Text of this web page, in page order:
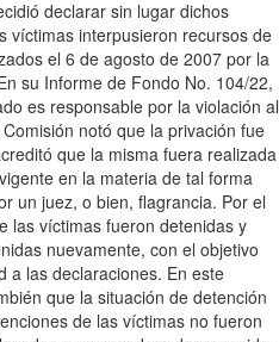
declarar sin lugar dichos
víctimas interpusieron recursos de
el 6 de agosto de 2007 por la
su Informe de Fondo No. 104/22,
es responsable por la violación al
notó que la privación fue
que la misma fuera realizada
en la materia de tal forma
un juez, o bien, flagrancia. Por el
las víctimas fueron detenidas y
nuevamente, con el objetivo
a las declaraciones. En este
que la situación de detención
de las víctimas no fueron